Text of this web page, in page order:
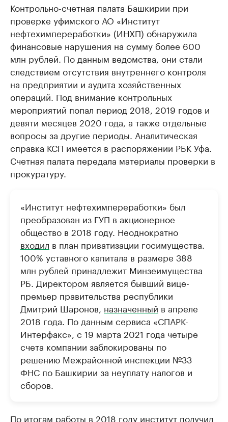
Контрольно-счетная палата Башкирии при
проверке уфимского АО «Институт
нефтехимпереработки» (ИНХП) обнаружила
финансовые нарушения на сумму более 600
млн рублей. По данным ведомства, они стали
следствием отсутствия внутреннего контроля
на предприятии и аудита хозяйственных
операций. Под внимание контрольных
мероприятий попал период 2018, 2019 годов и
девяти месяцев 2020 года, а также отдельные
вопросы за другие периоды. Аналитическая
справка КСП имеется в распоряжении РБК Уфа.
Счетная палата передала материалы проверки в
прокуратуру.
«Институт нефтехимпереработки» был
преобразован из ГУП в акционерное
общество в 2018 году. Неоднократно
входил в план приватизации госимущества.
100% уставного капитала в размере 388
млн рублей принадлежит Минзеимущества
РБ. Директором является бывший вице-
премьер правительства республики
Дмитрий Шаронов, назначенный в апреле
2018 года. По данным сервиса «СПАРК-
Интерфакс», с 19 марта 2021 года четыре
счета компании заблокированы по
решению Межрайонной инспекции №33
ФНС по Башкирии за неуплату налогов и
сборов.
По итогам работы в 2018 году институт получил